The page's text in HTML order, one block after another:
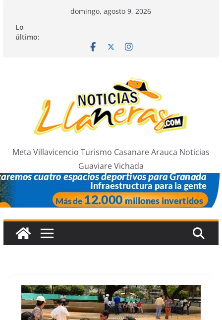
contenido
domingo, agosto 9, 2026
Lo
último:
Meta Villavicencio Turismo Casanare Arauca Noticias
Guaviare Vichada